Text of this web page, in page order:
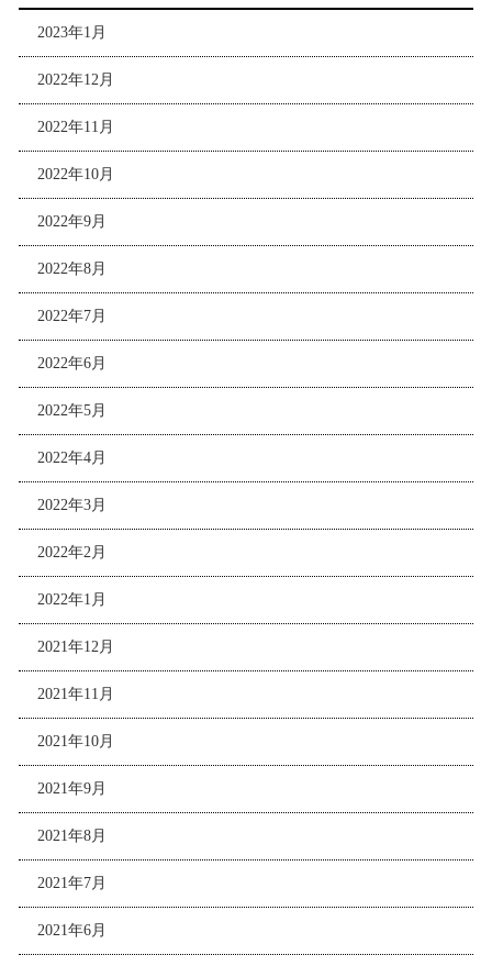
2023年1月
2022年12月
2022年11月
2022年10月
2022年9月
2022年8月
2022年7月
2022年6月
2022年5月
2022年4月
2022年3月
2022年2月
2022年1月
2021年12月
2021年11月
2021年10月
2021年9月
2021年8月
2021年7月
2021年6月